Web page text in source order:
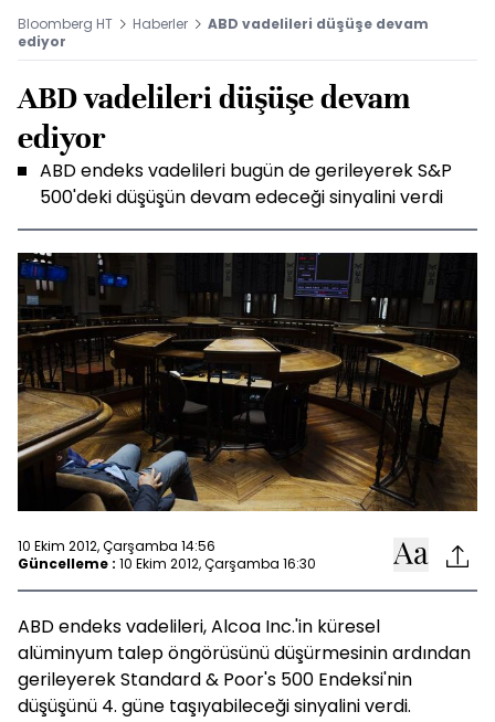
Bloomberg HT Haberler
ABD vadelileri düşüşe devam
ediyor
ABD vadelileri düşüşe devam
ediyor
ABD endeks vadelileri bugün de gerileyerek S&P
500'deki düşüşün devam edeceği sinyalini verdi
10 Ekim 2012, Çarşamba 14:56
Güncelleme : 10 Ekim 2012, Çarşamba 16:30
ABD endeks vadelileri, Alcoa Inc.'in küresel
alüminyum talep öngörüsünü düşürmesinin ardından
gerileyerek Standard & Poor's 500 Endeksi'nin
düşüşünü 4. güne taşıyabileceği sinyalini verdi.